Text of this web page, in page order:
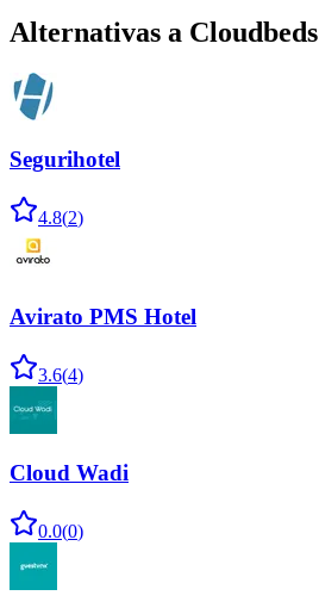
Alternativas a Cloudbeds
Segurihotel
4.8(2)
Avirato PMS Hotel
3.6(4)
Cloud Wadi
0.0(0)